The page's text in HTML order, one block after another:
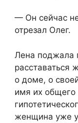
— Он сейчас
отрезал Олег.
Лена поджала
расставаться
о доме, о
имя их общего
женщина уже